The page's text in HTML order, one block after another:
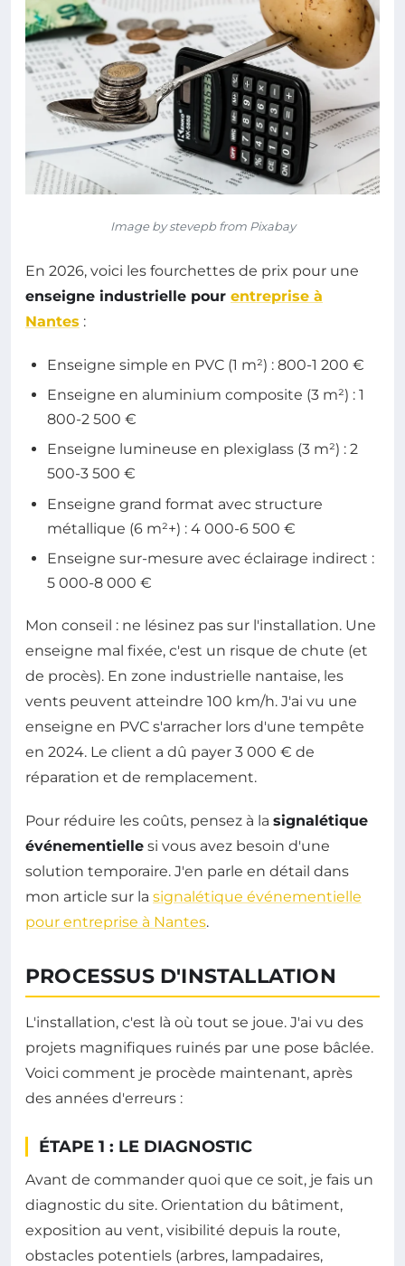
Image by stevepb from Pixabay
En 2026, voici les fourchettes de prix pour une
enseigne industrielle pour entreprise à
Nantes :
Enseigne simple en PVC (1 m²) : 800-1 200 €
Enseigne en aluminium composite (3 m²) : 1
800-2 500 €
Enseigne lumineuse en plexiglass (3 m²) : 2
500-3 500 €
Enseigne grand format avec structure
métallique (6 m²+) : 4 000-6 500 €
Enseigne sur-mesure avec éclairage indirect :
5 000-8 000 €
Mon conseil : ne lésinez pas sur l'installation. Une
enseigne mal fixée, c'est un risque de chute (et
de procès). En zone industrielle nantaise, les
vents peuvent atteindre 100 km/h. J'ai vu une
enseigne en PVC s'arracher lors d'une tempête
en 2024. Le client a dû payer 3 000 € de
réparation et de remplacement.
Pour réduire les coûts, pensez à la signalétique
événementielle si vous avez besoin d'une
solution temporaire. J'en parle en détail dans
mon article sur la signalétique événementielle
pour entreprise à Nantes.
PROCESSUS D'INSTALLATION
L'installation, c'est là où tout se joue. J'ai vu des
projets magnifiques ruinés par une pose bâclée.
Voici comment je procède maintenant, après
des années d'erreurs :
ÉTAPE 1 : LE DIAGNOSTIC
Avant de commander quoi que ce soit, je fais un
diagnostic du site. Orientation du bâtiment,
exposition au vent, visibilité depuis la route,
obstacles potentiels (arbres, lampadaires,